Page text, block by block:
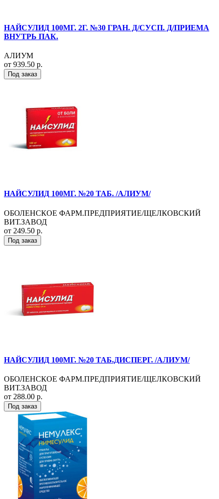
НАЙСУЛИД 100МГ. 2Г. №30 ГРАН. Д/СУСП. Д/ПРИЕМА
ВНУТРЬ ПАК.
АЛИУМ
от 939.50 р.
Под заказ
НАЙСУЛИД 100МГ. №20 ТАБ. /АЛИУМ/
ОБОЛЕНСКОЕ ФАРМ.ПРЕДПРИЯТИЕ/ЩЕЛКОВСКИЙ
ВИТ.ЗАВОД
от 249.50 р.
Под заказ
НАЙСУЛИД 100МГ. №20 ТАБ.ДИСПЕРГ. /АЛИУМ/
ОБОЛЕНСКОЕ ФАРМ.ПРЕДПРИЯТИЕ/ЩЕЛКОВСКИЙ
ВИТ.ЗАВОД
от 288.00 р.
Под заказ